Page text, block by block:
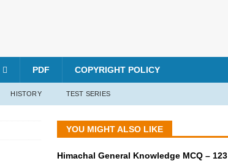
PDF COPYRIGHT POLICY
HISTORY TEST SERIES
YOU MIGHT ALSO LIKE
Himachal General Knowledge MCQ – 123